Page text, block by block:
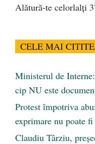
Alătură-te celorlalți
CELE MAI CITITE
Ministerul de
cip NU este
Protest împotriva
exprimare nu poate
Claudiu Târziu,